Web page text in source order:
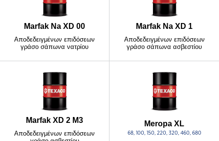
Marfak Na XD 00
Αποδεδειγμένων επιδόσεων
γράσο σάπωνα νατρίου
Marfak Na XD 1
Αποδεδειγμένων επιδόσεων
γράσο σάπωνα ασβεστίου
Marfak XD 2 M3
Αποδεδειγμένων επιδόσεων
Meropa XL
68, 100, 150, 220, 320, 460, 680